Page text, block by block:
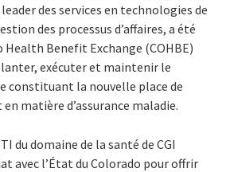
leader des services en technologies de
des processus d’affaires, a été
Health Benefit Exchange (COHBE)
exécuter et maintenir le
constituant la nouvelle place de
matière d’assurance maladie.
du domaine de la santé de CGI
avec l’État du Colorado pour offrir